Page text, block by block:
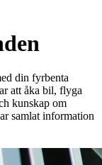
din fyrbenta
att åka bil, flyga
kunskap om
samlat information